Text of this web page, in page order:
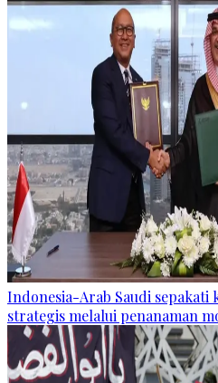
Indonesia-Arab Saudi sepakati
strategis melalui penanaman